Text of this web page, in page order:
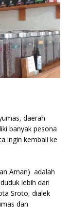
daerah
banyak pesona
ingin kembali ke
Aman) adalah
lebih dari
Sroto, dialek
dan